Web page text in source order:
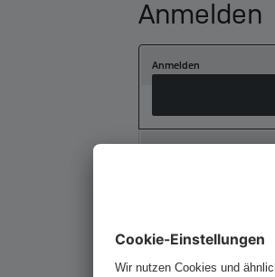
Anmelden
Anmelden